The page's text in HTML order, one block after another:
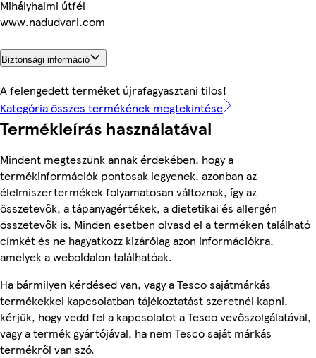
Mihályhalmi útfél
www.nadudvari.com
Biztonsági információ
A felengedett terméket újrafagyasztani tilos!
Kategória összes termékének megtekintése
Termékleírás használatával
Mindent megteszünk annak érdekében, hogy a
termékinformációk pontosak legyenek, azonban az
élelmiszertermékek folyamatosan változnak, így az
összetevők, a tápanyagértékek, a dietetikai és allergén
összetevők is. Minden esetben olvasd el a terméken található
címkét és ne hagyatkozz kizárólag azon információkra,
amelyek a weboldalon találhatóak.
Ha bármilyen kérdésed van, vagy a Tesco sajátmárkás
termékekkel kapcsolatban tájékoztatást szeretnél kapni,
kérjük, hogy vedd fel a kapcsolatot a Tesco vevőszolgálatával,
vagy a termék gyártójával, ha nem Tesco saját márkás
termékről van szó.